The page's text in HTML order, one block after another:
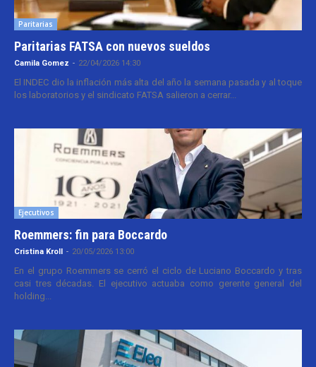
Paritarias
Paritarias FATSA con nuevos sueldos
Camila Gomez - 22/04/2026 14:30
El INDEC dio la inflación más alta del año la semana pasada y al toque
los laboratorios y el sindicato FATSA salieron a cerrar...
Ejecutivos
Roemmers: fin para Boccardo
Cristina Kroll - 20/05/2026 13:00
En el grupo Roemmers se cerró el ciclo de Luciano Boccardo y tras
casi tres décadas. El ejecutivo actuaba como gerente general del
holding...